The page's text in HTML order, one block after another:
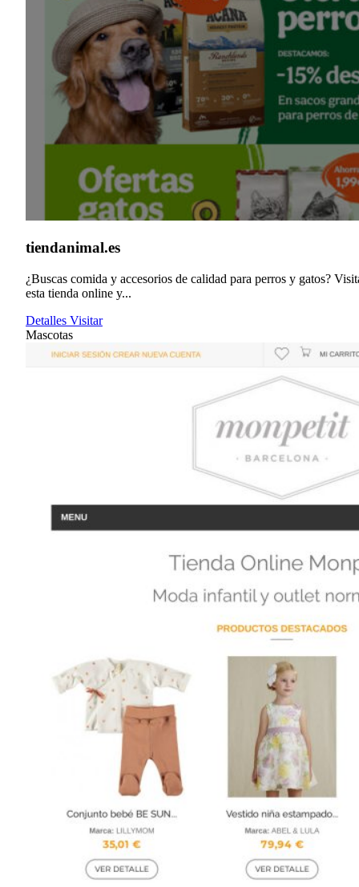
tiendanimal.es
¿Buscas comida y accesorios de calidad para perros y gatos?
esta tienda online y...
Detalles Visitar
Mascotas